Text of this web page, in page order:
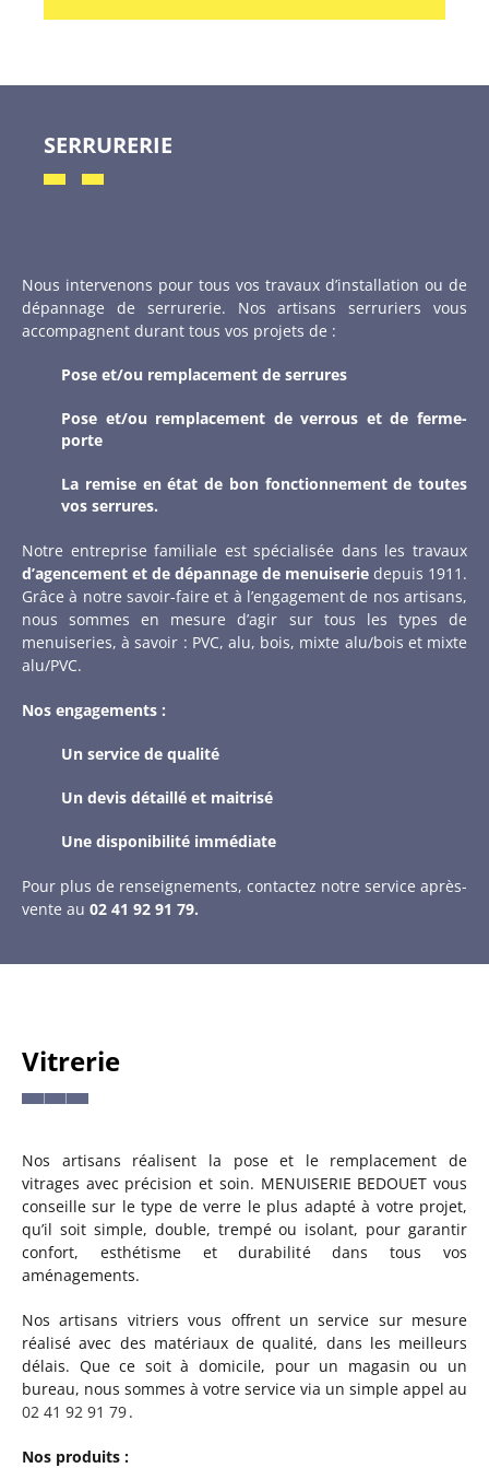
SERRURERIE
Nous intervenons pour tous vos travaux d’installation ou de
dépannage de serrurerie. Nos artisans serruriers vous
accompagnent durant tous vos projets de :
Pose et/ou remplacement de serrures
Pose et/ou remplacement de verrous et de ferme-
porte
La remise en état de bon fonctionnement de toutes
vos serrures.
Notre entreprise familiale est spécialisée dans les travaux
d’agencement et de dépannage de menuiserie depuis 1911.
Grâce à notre savoir-faire et à l’engagement de nos artisans,
nous sommes en mesure d’agir sur tous les types de
menuiseries, à savoir : PVC, alu, bois, mixte alu/bois et mixte
alu/PVC.
Nos engagements :
Un service de qualité
Un devis détaillé et maitrisé
Une disponibilité immédiate
Pour plus de renseignements, contactez notre service après-
vente au 02 41 92 91 79.
Vitrerie
Nos artisans réalisent la pose et le remplacement de
vitrages avec précision et soin. MENUISERIE BEDOUET vous
conseille sur le type de verre le plus adapté à votre projet,
qu’il soit simple, double, trempé ou isolant, pour garantir
confort, esthétisme et durabilité dans tous vos
aménagements.
Nos artisans vitriers vous offrent un service sur mesure
réalisé avec des matériaux de qualité, dans les meilleurs
délais. Que ce soit à domicile, pour un magasin ou un
bureau, nous sommes à votre service via un simple appel au
02 41 92 91 79.
Nos produits :